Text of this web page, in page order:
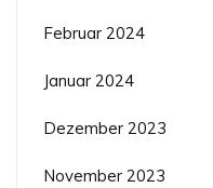
Februar 2024
Januar 2024
Dezember 2023
November 2023